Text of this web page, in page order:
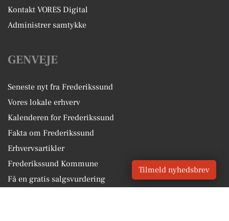
Kontakt VORES Digital
Administrer samtykke
GENVEJE
Seneste nyt fra Frederikssund
Vores lokale erhverv
Kalenderen for Frederikssund
Fakta om Frederikssund
Erhvervsartikler
Frederikssund Kommune
Få en gratis salgsvurdering
Tilmeld nyhedsbrev